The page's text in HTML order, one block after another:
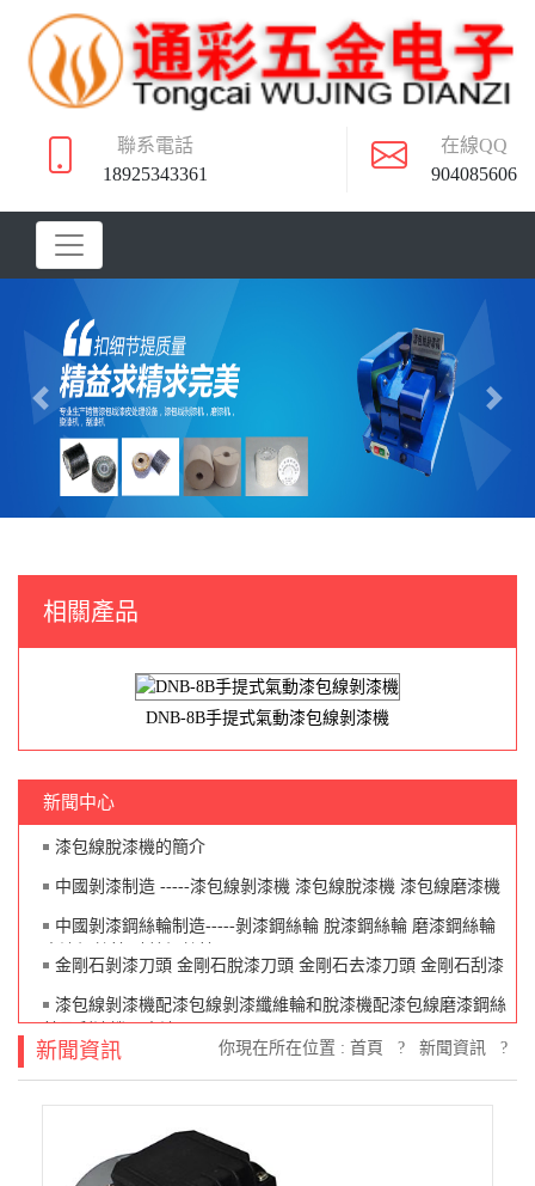
聯系電話
18925343361
在線QQ
904085606
Previous Next
相關產品
DNB-8B手提式氣動漆包線剝漆機
新聞中心
漆包線脫漆機的簡介
中國剝漆制造 -----漆包線剝漆機 漆包線脫漆機 漆包線磨漆機
中國剝漆鋼絲輪制造-----剝漆鋼絲輪 脫漆鋼絲輪 磨漆鋼絲輪
金剛石剝漆刀頭 金剛石脫漆刀頭 金剛石去漆刀頭 金剛石刮漆
漆包線剝漆機配漆包線剝漆纖維輪和脫漆機配漆包線磨漆鋼絲
輪及刮漆機配去漆三爪刀頭
新聞資訊 你現在所在位置 : 首頁 ? 新聞資訊 ?